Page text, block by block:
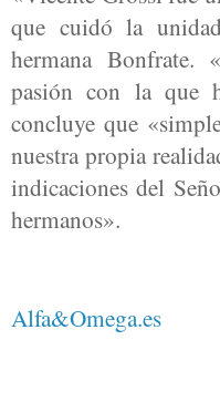
que cuidó la
hermana
pasión con la que
concluye que
nuestra propia
indicaciones del
hermanos».
Alfa&Omega.es